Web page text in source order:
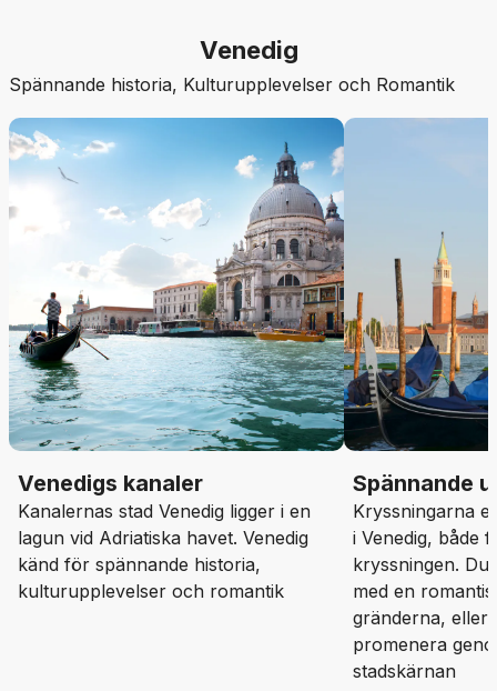
Venedig
Spännande historia, Kulturupplevelser och Romantik
Venedigs kanaler
Kanalernas stad Venedig ligger i en
lagun vid Adriatiska havet. Venedig
känd för spännande historia,
kulturupplevelser och romantik
Spännande
Kryssningarna
i Venedig, både
kryssningen. Du
med en
gränderna, eller
promenera
stadskärnan